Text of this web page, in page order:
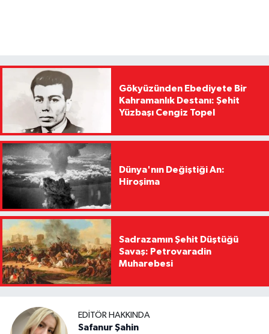
Gökyüzünden Ebediyete Bir
Kahramanlık Destanı: Şehit
Yüzbaşı Cengiz Topel
Dünya'nın Değiştiği An:
Hiroşima
Sadrazamın Şehit Düştüğü
Savaş: Petrovaradin
Muharebesi
EDITÖR HAKKINDA
Safanur Şahin